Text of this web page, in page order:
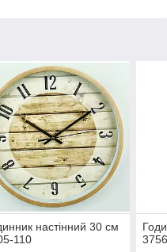
настінний 30 см
110